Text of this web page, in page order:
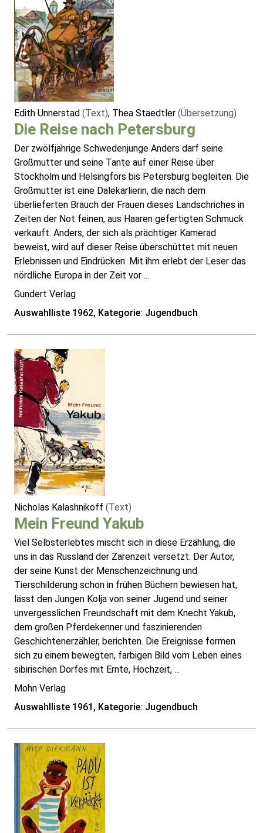
Edith Unnerstad (Text), Thea Staedtler (Übersetzung)
Die Reise nach Petersburg
Der zwölfjährige Schwedenjunge Anders darf seine
Großmutter und seine Tante auf einer Reise über
Stockholm und Helsingfors bis Petersburg begleiten. Die
Großmutter ist eine Dalekarlierin, die nach dem
überlieferten Brauch der Frauen dieses Landschriches in
Zeiten der Not feinen, aus Haaren gefertigten Schmuck
verkauft. Anders, der sich als prächtiger Kamerad
beweist, wird auf dieser Reise überschüttet mit neuen
Erlebnissen und Eindrücken. Mit ihm erlebt der Leser das
nördliche Europa in der Zeit vor ...
Gundert Verlag
Auswahlliste 1962, Kategorie: Jugendbuch
Nicholas Kalashnikoff (Text)
Mein Freund Yakub
Viel Selbsterlebtes mischt sich in diese Erzählung, die
uns in das Russland der Zarenzeit versetzt. Der Autor,
der seine Kunst der Menschenzeichnung und
Tierschilderung schon in frühen Büchern bewiesen hat,
lässt den Jungen Kolja von seiner Jugend und seiner
unvergesslichen Freundschaft mit dem Knecht Yakub,
dem großen Pferdekenner und faszinierenden
Geschichtenerzähler, berichten. Die Ereignisse formen
sich zu einem bewegten, farbigen Bild vom Leben eines
sibirischen Dorfes mit Ernte, Hochzeit, ...
Mohn Verlag
Auswahlliste 1961, Kategorie: Jugendbuch